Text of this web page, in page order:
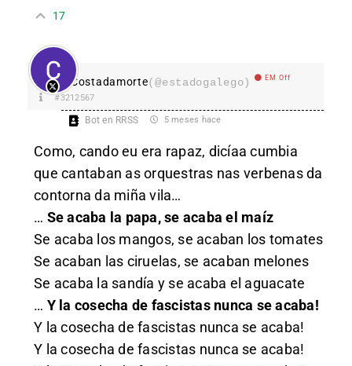
17
Costadamorte(@estadogalego) EM Off
#3212567
Bot en RRSS 5 meses hace
Como, cando eu era rapaz, dicíaa cumbia
que cantaban as orquestras nas verbenas da
contorna da miña vila…
… Se acaba la papa, se acaba el maíz
Se acaba los mangos, se acaban los tomates
Se acaban las ciruelas, se acaban melones
Se acaba la sandía y se acaba el aguacate
… Y la cosecha de fascistas nunca se acaba!
Y la cosecha de fascistas nunca se acaba!
Y la cosecha de fascistas nunca se acaba!